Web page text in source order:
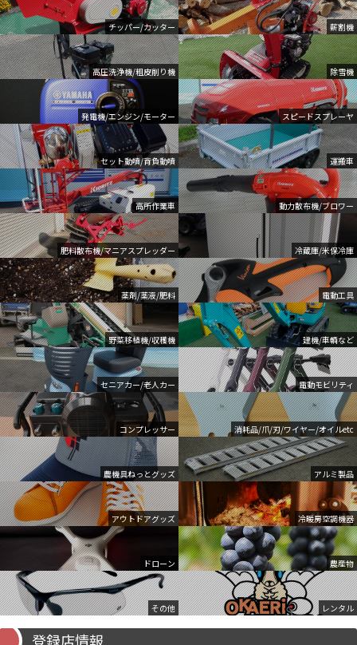
チッパー/カッター 薪割機
高圧洗浄機/粗皮削り機 除雪機
発電機/エンジン/モーター スピードスプレーヤ
セット動噴/背負動噴 運搬車
高所作業車 動力散布機/ブロワー
肥料散布機/マニアスプレッダー 冷蔵庫/米保冷庫
薬剤/薬液/肥料 電動工具
野菜移植機/収穫機 建機/車輌など
セニアカー/老人カー 電動モビリティ
コンプレッサー 消耗品/爪/刃/ワイヤー/オイルetc
農機具ねっとグッズ アルミ製品
アウトドアグッズ 冷暖房空調機器
ドローン 農産物
その他 レンタル
登録店情報